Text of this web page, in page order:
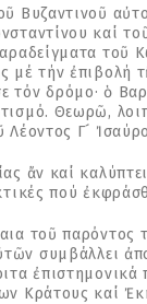
Βυζαντινοῦ
καί
τοῦ
μέ τήν ἐπιβολή
τόν δρόμο· ὁ
Θεωρῶ,
Λέοντος Γ´
ἄν καί
πού
τοῦ παρόντος
συμβάλλει
Κράτους καί